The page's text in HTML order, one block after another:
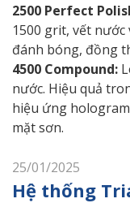
2500 Perfect
1500 grit, vết
đánh bóng, đồng
4500 Compound:
nước. Hiệu quả
hiệu ứng
mặt sơn.
25/01/2025
Hệ thống